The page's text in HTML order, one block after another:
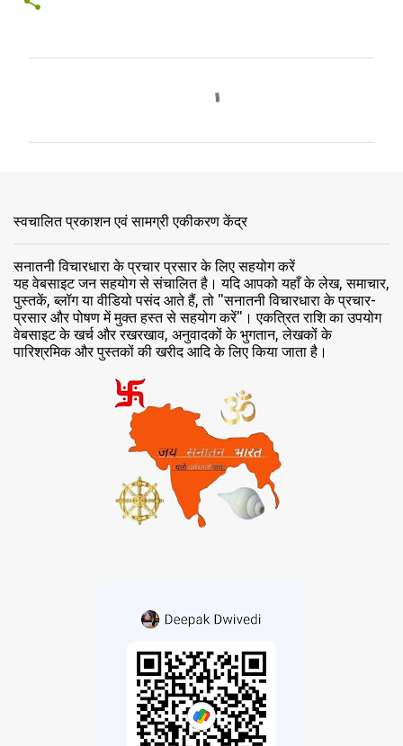
स्वचालित प्रकाशन एवं सामग्री एकीकरण केंद्र
सनातनी विचारधारा के प्रचार प्रसार के लिए सहयोग करें
यह वेबसाइट जन सहयोग से संचालित है। यदि आपको यहाँ के लेख, समाचार,
पुस्तकें, ब्लॉग या वीडियो पसंद आते हैं, तो "सनातनी विचारधारा के प्रचार-
प्रसार और पोषण में मुक्त हस्त से सहयोग करें"। एकत्रित राशि का उपयोग
वेबसाइट के खर्च और रखरखाव, अनुवादकों के भुगतान, लेखकों के
पारिश्रमिक और पुस्तकों की खरीद आदि के लिए किया जाता है।